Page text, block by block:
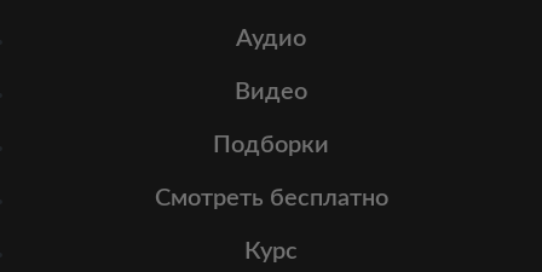
Аудио
Видео
Подборки
Смотреть бесплатно
Курс